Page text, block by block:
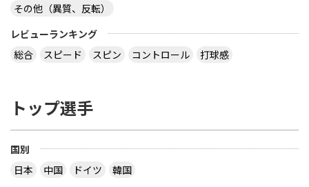
その他（異質、反転）
レビューランキング
総合
スピード スピン コントロール 打球感
トップ選手
国別
日本
中国 ドイツ
韓国